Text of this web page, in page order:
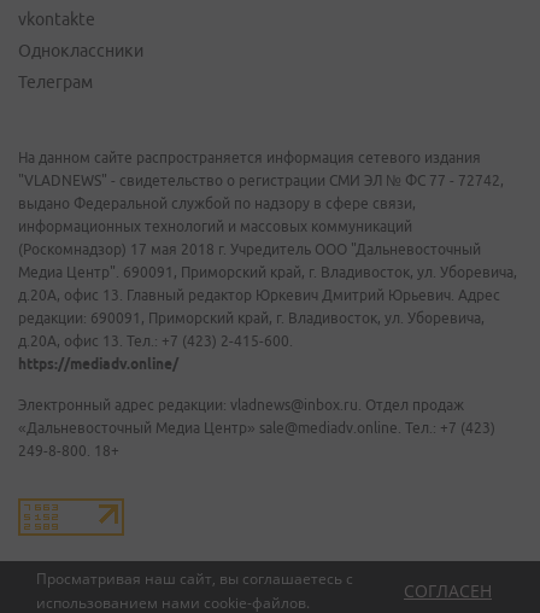
Просматривая наш сайт, вы соглашаетесь с
использованием нами cookie-файлов.
СОГЛАСЕН
vkontakte
Одноклассники
Телеграм
На данном сайте распространяется информация сетевого издания
"VLADNEWS" - свидетельство о регистрации СМИ ЭЛ № ФС 77 - 72742,
выдано Федеральной службой по надзору в сфере связи,
информационных технологий и массовых коммуникаций
(Роскомнадзор) 17 мая 2018 г. Учредитель ООО "Дальневосточный
Медиа Центр". 690091, Приморский край, г. Владивосток, ул. Уборевича,
д.20А, офис 13. Главный редактор Юркевич Дмитрий Юрьевич. Адрес
редакции: 690091, Приморский край, г. Владивосток, ул. Уборевича,
д.20А, офис 13. Тел.: +7 (423) 2-415-600.
https://mediadv.online/
Электронный адрес редакции: vladnews@inbox.ru. Отдел продаж
«Дальневосточный Медиа Центр» sale@mediadv.online. Тел.: +7 (423)
249-8-800. 18+